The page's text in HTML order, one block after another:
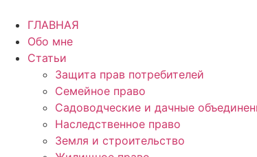
содержимому
ГЛАВНАЯ
Обо мне
Статьи
Защита прав потребителей
Семейное право
Садоводческие и дачные
Наследственное право
Земля и строительство